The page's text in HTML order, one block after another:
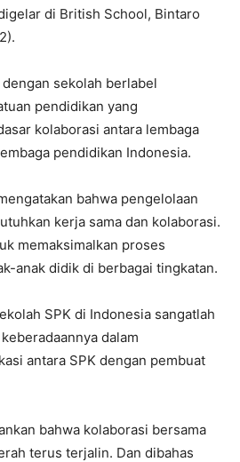
di British School, Bintaro
sekolah berlabel
pendidikan yang
kolaborasi antara lembaga
pendidikan Indonesia.
bahwa pengelolaan
kerja sama dan kolaborasi.
memaksimalkan proses
anak didik di berbagai tingkatan.
SPK di Indonesia sangatlah
dalam
antara SPK dengan pembuat
bahwa kolaborasi bersama
terus terjalin. Dan dibahas